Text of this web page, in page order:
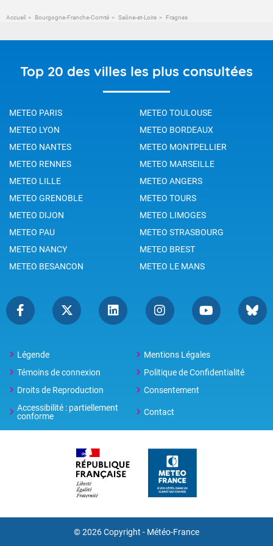
Accueil Bourgogne-Franche-Comté Saône-et-Loire Fragnes
Top 20 des villes les plus consultées
METEO PARIS
METEO TOULOUSE
METEO LYON
METEO BORDEAUX
METEO NANTES
METEO MONTPELLIER
METEO RENNES
METEO MARSEILLE
METEO LILLE
METEO ANGERS
METEO GRENOBLE
METEO TOURS
METEO DIJON
METEO LIMOGES
METEO PAU
METEO STRASBOURG
METEO NANCY
METEO BREST
METEO BESANCON
METEO LE MANS
Légende
Mentions Légales
Témoins de connexion
Politique de Confidentialité
Droits de Reproduction
Consentement
Accessibilité : partiellement
conforme
Contact
© 2026 Copyright - Météo-France